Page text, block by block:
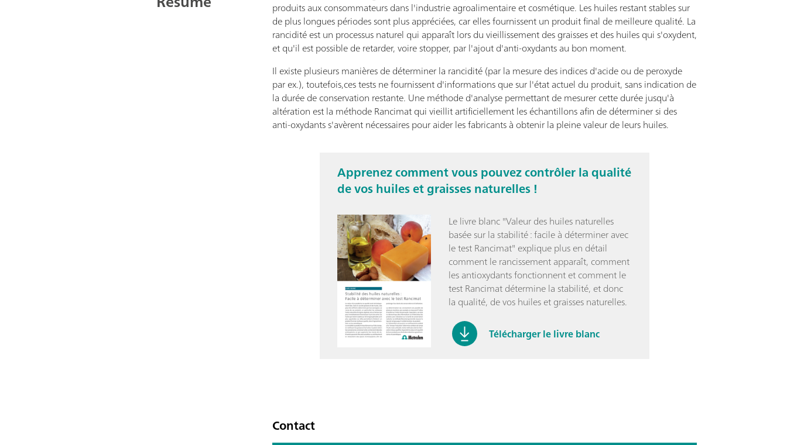
produits aux consommateurs dans l'industrie agroalimentaire et cosmétique. Les huiles restant stables sur
de plus longues périodes sont plus appréciées, car elles fournissent un produit final de meilleure qualité. La
rancidité est un processus naturel qui apparaît lors du vieillissement des graisses et des huiles qui s'oxydent,
et qu'il est possible de retarder, voire stopper, par l'ajout d'anti-oxydants au bon moment.
Il existe plusieurs manières de déterminer la rancidité (par la mesure des indices d'acide ou de peroxyde
par ex.), toutefois,ces tests ne fournissent d'informations que sur l'état actuel du produit, sans indication de
la durée de conservation restante. Une méthode d'analyse permettant de mesurer cette durée jusqu'à
altération est la méthode Rancimat qui vieillit artificiellement les échantillons afin de déterminer si des
anti-oxydants s'avèrent nécessaires pour aider les fabricants à obtenir la pleine valeur de leurs huiles.
Apprenez comment vous pouvez contrôler la qualité
de vos huiles et graisses naturelles !
Le livre blanc "Valeur des huiles naturelles
basée sur la stabilité : facile à déterminer avec
le test Rancimat" explique plus en détail
comment le rancissement apparaît, comment
les antioxydants fonctionnent et comment le
test Rancimat détermine la stabilité, et donc
la qualité, de vos huiles et graisses naturelles.
Télécharger le livre blanc
Contact